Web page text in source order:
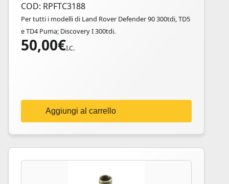
COD: RPFTC3188
Per tutti i modelli di Land Rover Defender 90 300tdi, TD5
e TD4 Puma; Discovery I 300tdi.
50,00€I.C.
Aggiungi al carrello